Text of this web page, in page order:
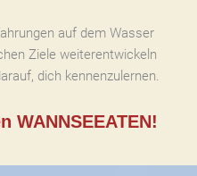
auf dem Wasser
Ziele weiterentwickeln
dich kennenzulernen.
WANNSEEATEN!